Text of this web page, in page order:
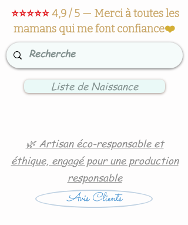
⭐⭐⭐⭐⭐4,9 / 5 — Merci à toutes les
mamans qui me font confiance❤️
Liste de Naissance
🌿 Artisan éco-responsable et
éthique, engagé pour une production
responsable
Avis Clients